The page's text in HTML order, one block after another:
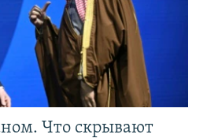
Что скрывают